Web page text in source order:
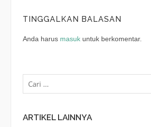
TINGGALKAN BALASAN
Anda harus masukuntuk berkomentar.
Cari
untuk:
ARTIKEL LAINNYA